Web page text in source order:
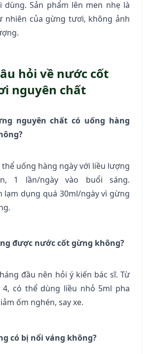
dùng. Sản phẩm lên men nhẹ là
nhiên của gừng tươi, không ảnh
hỏi về nước cốt
nguyên chất
nguyên chất có uống hàng
thể uống hàng ngày với liều lượng
1 lần/ngày vào buổi sáng.
lạm dụng quá 30ml/ngày vì gừng
được nước cốt gừng không?
đầu nên hỏi ý kiến bác sĩ. Từ
có thể dùng liều nhỏ 5ml pha
ốm nghén, say xe.
có bị nổi váng không?